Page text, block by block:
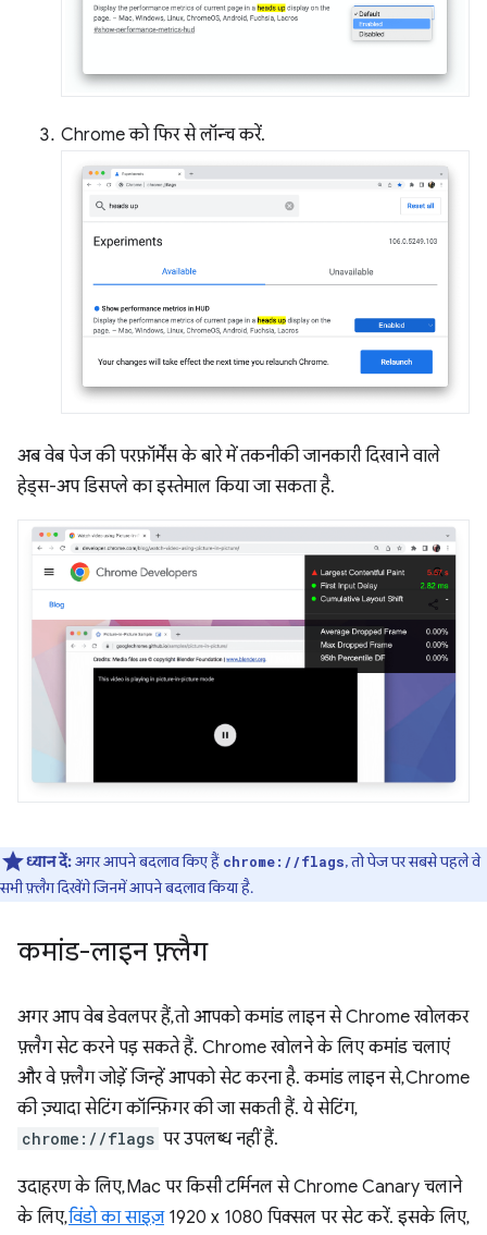
Chrome को फिर से लॉन्च करें.
अब वेब पेज की परफ़ॉर्मेंस के बारे में तकनीकी जानकारी दिखाने वाले
हेड्स-अप डिसप्ले का इस्तेमाल किया जा सकता है.
ध्यान दें:अगर आपने बदलाव किए हैं chrome://flags, तो पेज पर सबसे पहले वे
सभी फ़्लैग दिखेंगे जिनमें आपने बदलाव किया है.
कमांड-लाइन फ़्लैग
अगर आप वेब डेवलपर हैं, तो आपको कमांड लाइन से Chrome खोलकर
फ़्लैग सेट करने पड़ सकते हैं. Chrome खोलने के लिए कमांड चलाएं
और वे फ़्लैग जोड़ें जिन्हें आपको सेट करना है. कमांड लाइन से, Chrome
की ज़्यादा सेटिंग कॉन्फ़िगर की जा सकती हैं. ये सेटिंग,
chrome://flags पर उपलब्ध नहीं हैं.
उदाहरण के लिए, Mac पर किसी टर्मिनल से Chrome Canary चलाने
के लिए,विंडो का साइज़1920 x 1080 पिक्सल पर सेट करें. इसके लिए,